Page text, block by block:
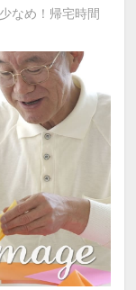
なめ！帰宅時間